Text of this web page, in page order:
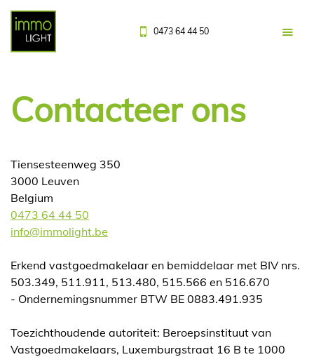
0473 64 44 50
Contacteer ons
Tiensesteenweg 350
3000 Leuven
Belgium
0473 64 44 50
info@immolight.be
Erkend vastgoedmakelaar en bemiddelaar met BIV nrs.
503.349, 511.911, 513.480, 515.566 en 516.670
- Ondernemingsnummer BTW BE 0883.491.935
Toezichthoudende autoriteit: Beroepsinstituut van
Vastgoedmakelaars, Luxemburgstraat 16 B te 1000